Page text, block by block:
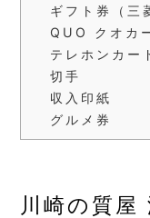
ギフト券（三
QUO クオカ
テレホンカ
切手
収入印紙
グルメ券
川崎の質屋